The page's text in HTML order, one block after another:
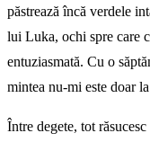
păstrează încă verdele
lui Luka, ochi spre care
entuziasmată. Cu o
mintea nu-mi este doar
Între degete, tot